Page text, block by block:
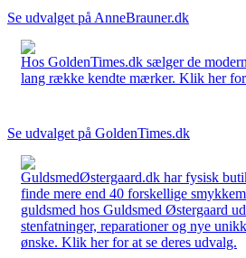
Se udvalget på AnneBrauner.dk
Hos GoldenTimes.dk sælger de
lang række kendte mærker. Klik her for
Se udvalget på GoldenTimes.dk
GuldsmedØstergaard.dk har fysisk
finde mere end 40 forskellige
guldsmed hos Guldsmed Østergaard
stenfatninger, reparationer og nye
ønske. Klik her for at se deres udvalg.